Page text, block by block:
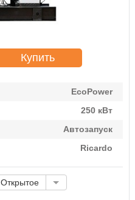
Купить
EcoPower
250 кВт
Автозапуск
Ricardo
Открытое